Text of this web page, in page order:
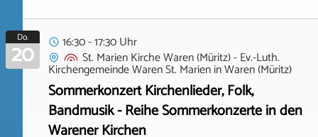
Do.
20
16:30 - 17:30 Uhr
St. Marien Kirche Waren (Müritz) - Ev.-Luth.
Kirchengemeinde Waren St. MarieninWaren (Müritz)
Sommerkonzert Kirchenlieder, Folk,
Bandmusik - Reihe Sommerkonzerte in den
Warener Kirchen